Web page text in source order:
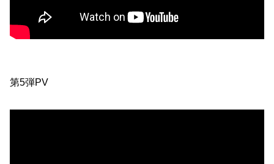
第5弾PV